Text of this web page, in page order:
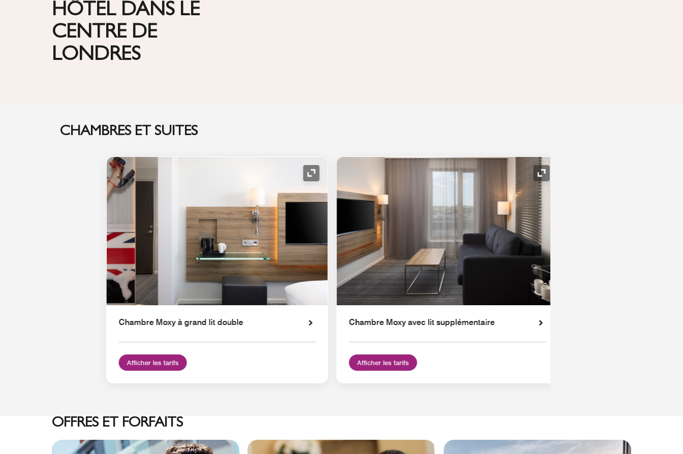
HÔTEL DANS LE
CENTRE DE
LONDRES
CHAMBRES ET SUITES
Icône de développement
Chambre Moxy à grand lit double
Afficher les tarifs
Icône de développement
Chambre Moxy avec lit supplémentaire
Afficher les tarifs
OFFRES ET FORFAITS